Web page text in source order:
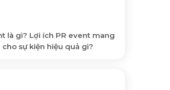
là gì? Lợi ích PR event mang
cho sự kiện hiệu quả gì?